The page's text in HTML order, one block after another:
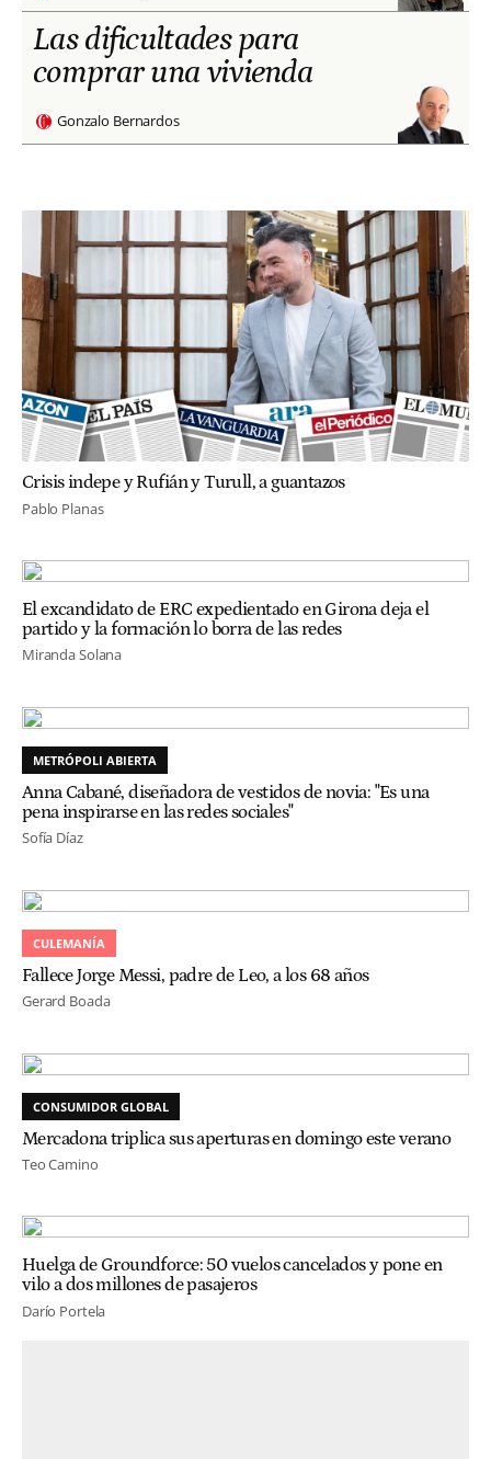
Las dificultades para
comprar una vivienda
Gonzalo Bernardos
Crisis indepe y Rufián y Turull, a guantazos
Pablo Planas
El excandidato de ERC expedientado en Girona deja el
partido y la formación lo borra de las redes
Miranda Solana
METRÓPOLI ABIERTA
Anna Cabané, diseñadora de vestidos de novia: "Es una
pena inspirarse en las redes sociales"
Sofía Díaz
CULEMANÍA
Fallece Jorge Messi, padre de Leo, a los 68 años
Gerard Boada
CONSUMIDOR GLOBAL
Mercadona triplica sus aperturas en domingo este verano
Teo Camino
Huelga de Groundforce: 50 vuelos cancelados y pone en
vilo a dos millones de pasajeros
Darío Portela